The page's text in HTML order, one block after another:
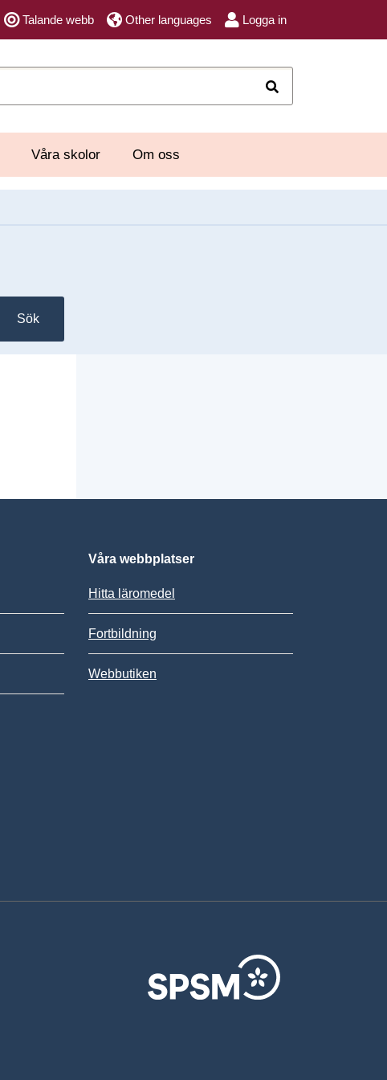
Talande webb Other languages Logga in
Våra skolor Om oss
Sök
Våra webbplatser
Hitta läromedel
Fortbildning
Webbutiken